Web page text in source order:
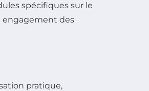
spécifiques sur le
engagement des
pratique,